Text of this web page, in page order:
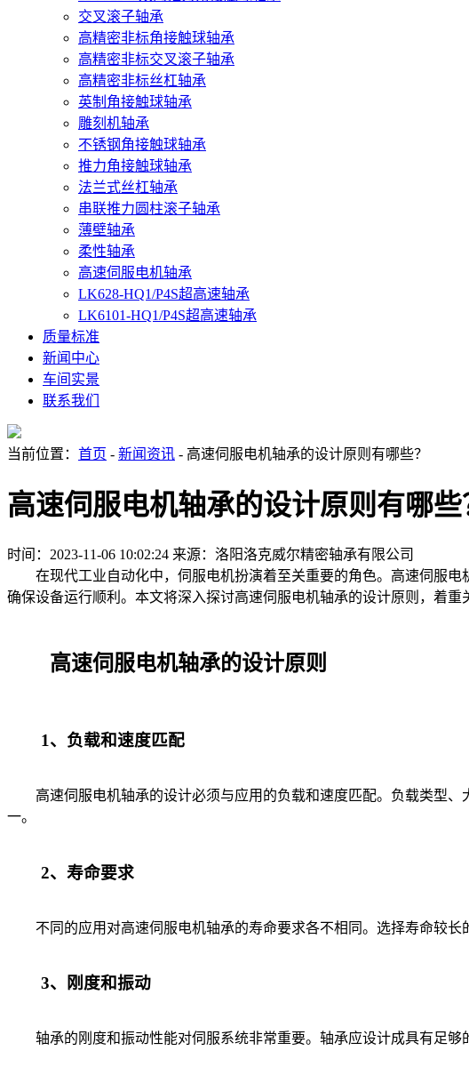
交叉滚子轴承
高精密非标角接触球轴承
高精密非标交叉滚子轴承
高精密非标丝杠轴承
英制角接触球轴承
雕刻机轴承
不锈钢角接触球轴承
推力角接触球轴承
法兰式丝杠轴承
串联推力圆柱滚子轴承
薄壁轴承
柔性轴承
高速伺服电机轴承
LK628-HQ1/P4S超高速轴承
LK6101-HQ1/P4S超高速轴承
质量标准
新闻中心
车间实景
联系我们
当前位置： 首页 - 新闻资讯 - 高速伺服电机轴承的设计原则有哪些？
高速伺服电机轴承的设计原则有哪些
时间：2023-11-06 10:02:24 来源：洛阳洛克威尔精密轴承有限公司
在现代工业自动化中，伺服电机扮演着至关重要的角色。高速伺服电
确保设备运行顺利。本文将深入探讨高速伺服电机轴承的设计原则，着重
高速伺服电机轴承的设计原则
1、负载和速度匹配
高速伺服电机轴承的设计必须与应用的负载和速度匹配。负载类型、
一。
2、寿命要求
不同的应用对高速伺服电机轴承的寿命要求各不相同。选择寿命较长
3、刚度和振动
轴承的刚度和振动性能对伺服系统非常重要。轴承应设计成具有足够